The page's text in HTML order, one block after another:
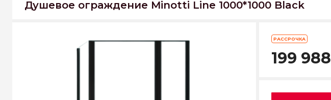
Душевое ограждение Minotti Line 1000*1000 Black
РАССРОЧКА
199 988